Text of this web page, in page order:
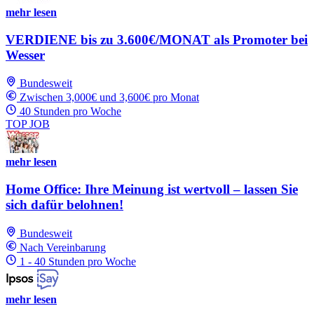
mehr lesen
VERDIENE bis zu 3.600€/MONAT als Promoter bei
Wesser
Bundesweit
Zwischen 3,000€ und 3,600€ pro Monat
40 Stunden pro Woche
TOP JOB
mehr lesen
Home Office: Ihre Meinung ist wertvoll – lassen Sie
sich dafür belohnen!
Bundesweit
Nach Vereinbarung
1 - 40 Stunden pro Woche
mehr lesen